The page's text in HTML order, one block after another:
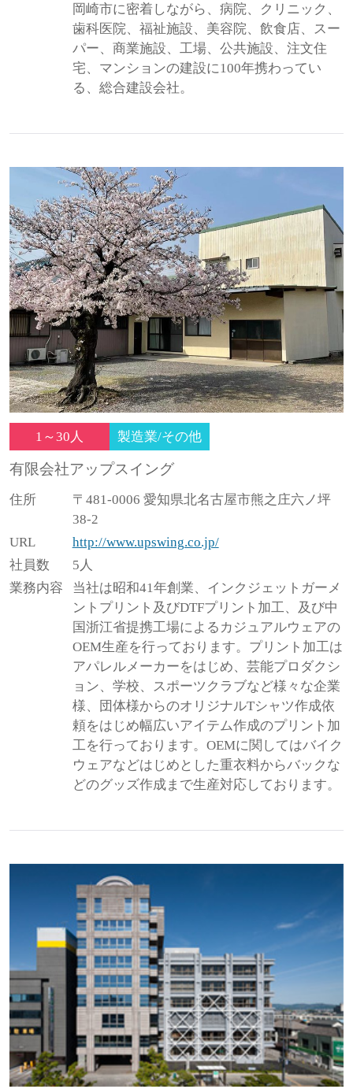
岡崎市に密着しながら、病院、クリニック、
歯科医院、福祉施設、美容院、飲食店、スー
パー、商業施設、工場、公共施設、注文住
宅、マンションの建設に100年携わってい
る、総合建設会社。
1～30人 製造業/その他
有限会社アップスイング
住所
〒481-0006 愛知県北名古屋市熊之庄六ノ坪
38-2
URL
http://www.upswing.co.jp/
社員数
5人
業務内容
当社は昭和41年創業、インクジェットガーメ
ントプリント及びDTFプリント加工、及び中
国浙江省提携工場によるカジュアルウェアの
OEM生産を行っております。プリント加工は
アパレルメーカーをはじめ、芸能プロダクシ
ョン、学校、スポーツクラブなど様々な企業
様、団体様からのオリジナルTシャツ作成依
頼をはじめ幅広いアイテム作成のプリント加
工を行っております。OEMに関してはバイク
ウェアなどはじめとした重衣料からバックな
どのグッズ作成まで生産対応しております。